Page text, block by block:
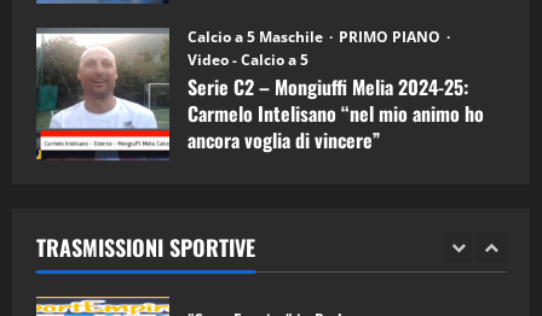
Calcio a 5 Maschile
PRIMO PIANO
Video - Calcio a 5
Serie C2 – Mongiuffi Melia 2024-25:
Carmelo Intelisano “nel mio animo ho
ancora voglia di vincere”
TRASMISSIONI SPORTIVE
1
“SportEmpire” in Podcast: 30^ Puntata
(Martedi 05 Maggio 2026)
08/05/2026
2 28/04/2026